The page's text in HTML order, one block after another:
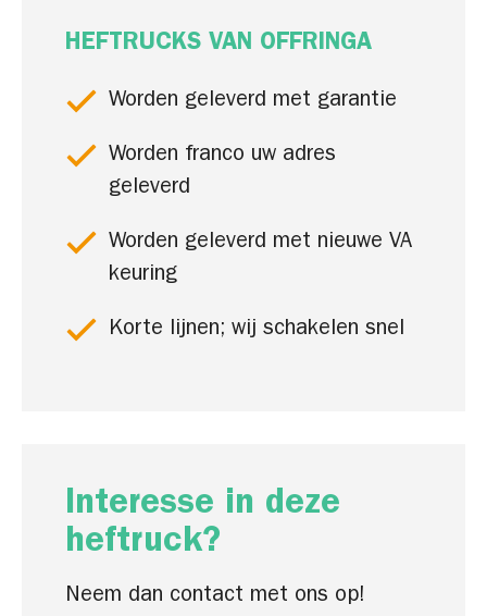
HEFTRUCKS VAN OFFRINGA
Worden geleverd met garantie
Worden franco uw adres
geleverd
Worden geleverd met nieuwe VA
keuring
Korte lijnen; wij schakelen snel
Interesse in deze
heftruck?
Neem dan contact met ons op!